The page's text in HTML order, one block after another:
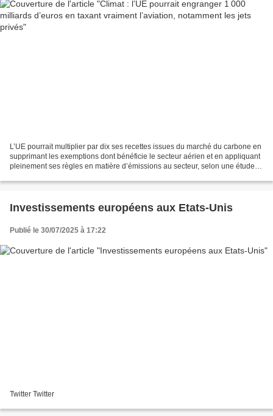
L’UE pourrait multiplier par dix ses recettes issues du marché du carbone en
supprimant les exemptions dont bénéficie le secteur aérien et en appliquant
pleinement ses règles en matière d’émissions au secteur, selon une étude
Investissements européens aux Etats-Unis
Publié le 30/07/2025 à 17:22
Twitter Twitter